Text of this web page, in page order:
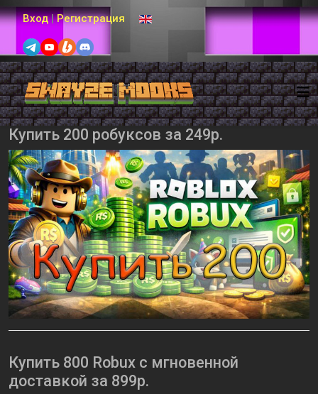
Вход | Регистрация Выберите язык
Купить 200 робуксов за 249р.
Купить 800 Robux с мгновенной
доставкой за 899р.